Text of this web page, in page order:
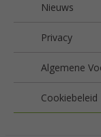
Nieuws
Privacy
Algemene
Cookiebeleid